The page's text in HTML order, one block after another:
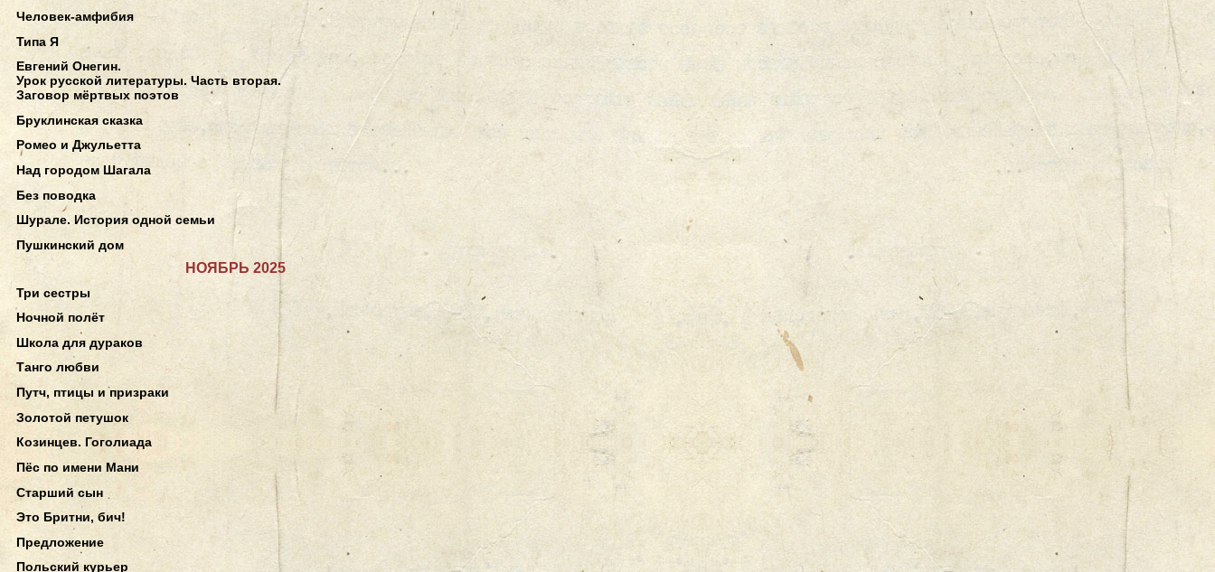
Человек-амфибия
Типа Я
Евгений Онегин.
Урок русской литературы. Часть вторая.
Заговор мёртвых поэтов
Бруклинская сказка
Ромео и Джульетта
Над городом Шагала
Без поводка
Шурале. История одной семьи
Пушкинский дом
НОЯБРЬ 2025
Три сестры
Ночной полёт
Школа для дураков
Танго любви
Путч, птицы и призраки
Золотой петушок
Козинцев. Гоголиада
Пёс по имени Мани
Старший сын
Это Бритни, бич!
Предложение
Польский курьер